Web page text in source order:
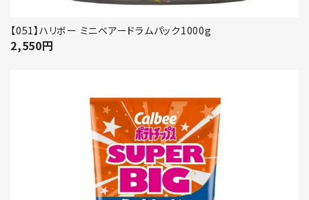
【051】ハリボー ミニベアードラムパック1000g
2,550円